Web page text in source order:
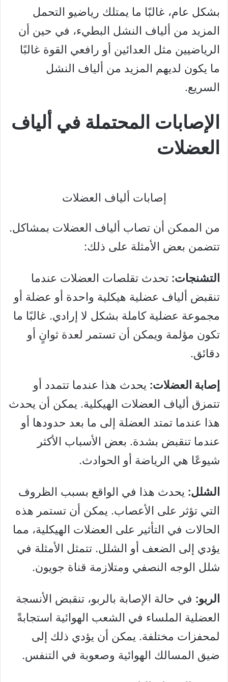
بشكل عام، غالبًا ما يمتلك رياضيو التحمل
المزيد من ألياف النشل البطيء، في حين أن
الرياضيين مثل العدائين أو رافعي القوة غالبًا
ما يكون لديهم المزيد من ألياف النشل
السريع.
الإصابات المحتملة في ألياف
العضلات
إصابات ألياف العضلات
من الممكن أن تصاب ألياف العضلات بمشاكل.
تتضمن بعض الأمثلة على ذلك:
التشنجات: تحدث تقلصات العضلات عندما
تنقبض ألياف عضلية هيكلية واحدة أو عضلة أو
مجموعة عضلية كاملة بشكل لا إرادي. غالبًا ما
تكون مؤلمة ويمكن أن تستمر لعدة ثوانٍ أو
دقائق.
إصابة العضلات: يحدث هذا عندما تتمدد أو
تتمزق ألياف العضلات الهيكلية. يمكن أن يحدث
هذا عندما تمتد العضلة إلى ما بعد حدودها أو
عندما تنقبض بشدة. بعض الأسباب الأكثر
شيوعًا هي الرياضة أو الحوادث.
الشلل: يحدث هذا في الواقع بسبب الظروف
التي تؤثر على الأعصاب. يمكن أن تستمر هذه
الحالات في التأثير على العضلات الهيكلية، مما
يؤدي إلى الضعف أو الشلل. تتمثل الأمثلة في
شلل الوجه النصفي ومتلازمة قناة جويون.
الربو: في حالة الإصابة بالربو، تنقبض الأنسجة
العضلية الملساء في الشعب الهوائية استجابةً
لمحفزات مختلفة. يمكن أن يؤدي ذلك إلى
ضيق المسالك الهوائية وصعوبة في التنفس.